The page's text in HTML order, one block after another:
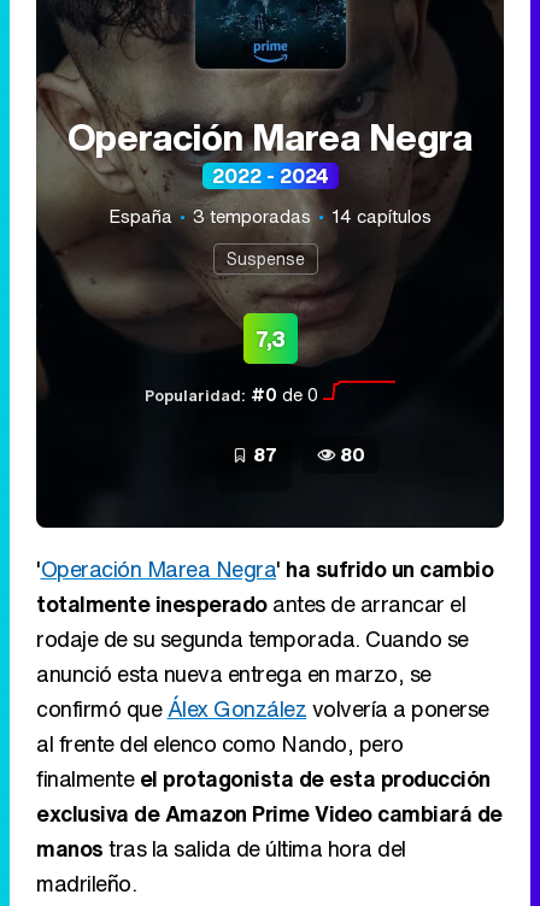
Operación Marea Negra
2022 - 2024
España 3 temporadas 14 capítulos
Suspense
7,3
Popularidad: #0 de 0
87 80
'Operación Marea Negra' ha sufrido un cambio
totalmente inesperadoantes de arrancar el
rodaje de su segunda temporada. Cuando se
anunció esta nueva entrega en marzo, se
confirmó queÁlex Gonzálezvolvería a ponerse
al frente del elenco como Nando, pero
finalmenteel protagonista de esta producción
exclusiva de Amazon Prime Video cambiará de
manostras la salida de última hora del
madrileño.